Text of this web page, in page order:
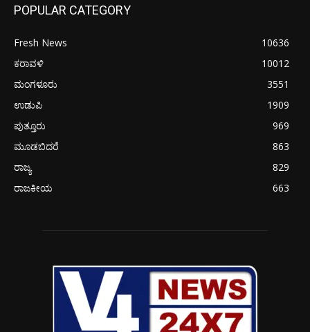
POPULAR CATEGORY
Fresh News
10636
ಕರಾವಳಿ
10012
ಮಂಗಳೂರು
3551
ಉಡುಪಿ
1909
ಪುತ್ತೂರು
969
ಮೂಡಬಿದರೆ
863
ರಾಜ್ಯ
829
ರಾಜಕೀಯ
663